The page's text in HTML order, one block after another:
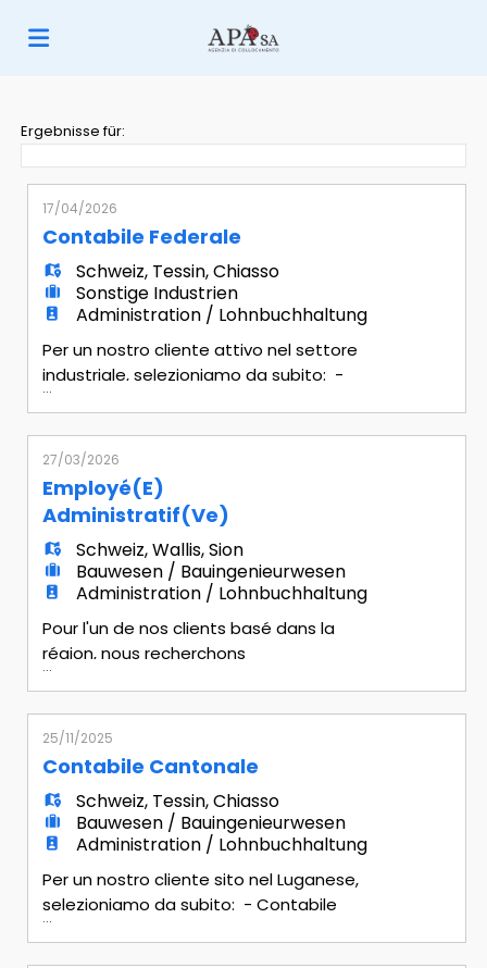
Stellen
Lebenslauf
hochladen
Anmelden
Sprache
EN
FR
IT
DE
ES
Ergebnisse für:
17/04/2026
Contabile Federale
Schweiz, Tessin,Chiasso
Sonstige Industrien
Administration / Lohnbuchhaltung
Per un nostro cliente attivo nel settore
industriale, selezioniamo da subito: -
Contabile Federale Mansionario -
contabilità ordinaria fino al bilancio,
gestione banche e Iva - Chiusure
contabili: allestimento chiusure mensili,
trimestrali e annuali secondo normative
vigenti - Rendiconti e Reporting:
preparazi
...
27/03/2026
Employé(e)
Administratif(ve)
Schweiz,Wallis,Sion
Bauwesen / Bauingenieurwesen
Administration / Lohnbuchhaltung
Pour l'un de nos clients basé dans la
région, nous recherchons
immédiatement un(e) : Employé(e)
Prise de commandes par téléphone et
e-mail en français, allemand et italien -
Saisie des commandes dans le système
AS400 - Coordination avec la logistique
et la distribution - Gestion des données
clients - Factu
...
25/11/2025
Contabile Cantonale
Schweiz, Tessin,Chiasso
Bauwesen / Bauingenieurwesen
Administration / Lohnbuchhaltung
Per un nostro cliente sito nel Luganese,
selezioniamo da subito: - Contabile
Cantonale Mansionario - Tenuta della
...